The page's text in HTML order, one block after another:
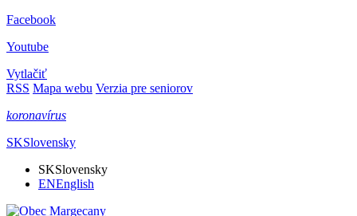
Facebook
Youtube
Vytlačiť
RSS Mapa webu Verzia pre seniorov
koronavírus
SKSlovensky
SKSlovensky
ENEnglish